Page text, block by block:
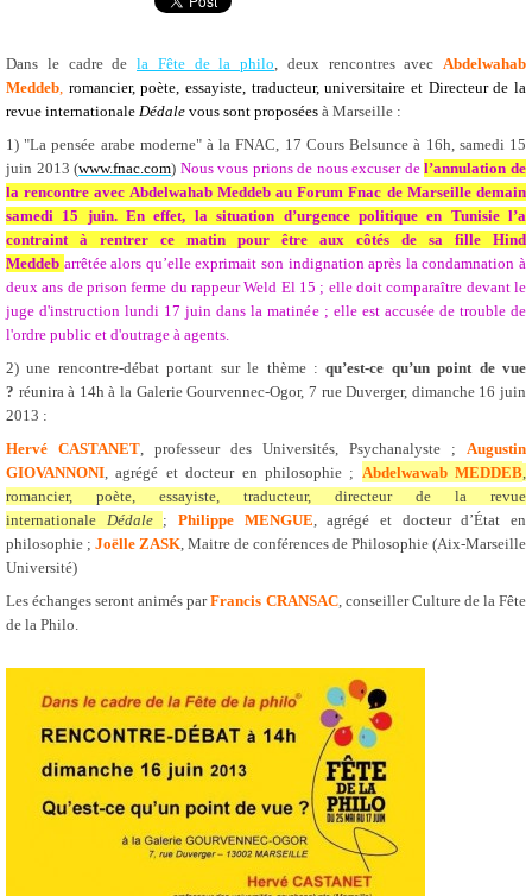
Dans le cadre de la Fête de la philo , deux rencontres avec Abdelwahab
Meddeb romancier, poète, essayiste, traducteur, universitaire et Directeur de la
revue internationale Dédale vous sont proposées à Marseille :
1) "La pensée arabe moderne" à la FNAC, 17 Cours Belsunce à 16h, samedi 15
juin 2013 (www.fnac.com) Nous vous prions de nous excuser del’annulation de
la rencontre avec Abdelwahab Meddeb au Forum Fnac de Marseille demain
samedi 15 juin. En effet, la situation d’urgence politique en Tunisie l’a
contraint à rentrer ce matin pour être aux côtés de sa fille Hind
Meddeb arrêtée alors qu’elle exprimait son indignation après la condamnation à
deux ans de prison ferme du rappeur Weld El 15 ; elle doit comparaître devant le
juge d'instruction lundi 17 juin dans la matinée ; elle est accusée de trouble de
l'ordre public et d'outrage à agents.
2) une rencontre-débat portant sur le thème :qu’est-ce qu’un point de vue
? réunira à 14h à la Galerie Gourvennec-Ogor, 7 rue Duverger, dimanche 16 juin
2013 :
Hervé CASTANET , professeur des Universités, Psychanalyste ; Augustin
GIOVANNONI , agrégé et docteur en philosophie ; Abdelwawab MEDDEB
romancier, poète, essayiste, traducteur, directeur de la revue
internationale Dédale ;Philippe MENGUE , agrégé et docteur d’État en
philosophie ; Joëlle ZASK , Maitre de conférences de Philosophie (Aix-Marseille
Université)
Les échanges seront animés parFrancis CRANSAC, conseiller Culture de la Fête
de la Philo.